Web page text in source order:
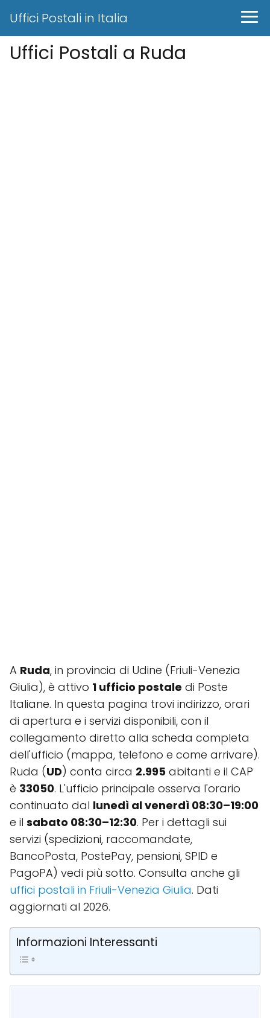
Uffici Postali in Italia
Uffici Postali a Ruda
A Ruda, in provincia di Udine (Friuli-Venezia
Giulia), è attivo 1 ufficio postale di Poste
Italiane. In questa pagina trovi indirizzo, orari
di apertura e i servizi disponibili, con il
collegamento diretto alla scheda completa
dell'ufficio (mappa, telefono e come arrivare).
Ruda (UD) conta circa 2.995 abitanti e il CAP
è 33050. L'ufficio principale osserva l'orario
continuato dal lunedì al venerdì 08:30–19:00
e il sabato 08:30–12:30. Per i dettagli sui
servizi (spedizioni, raccomandate,
BancoPosta, PostePay, pensioni, SPID e
PagoPA) vedi più sotto. Consulta anche gli
uffici postali in Friuli-Venezia Giulia. Dati
aggiornati al 2026.
Informazioni Interessanti